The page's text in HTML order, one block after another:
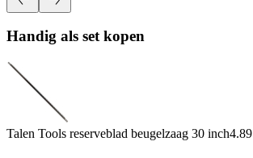
Handig als set kopen
Talen Tools reserveblad beugelzaag 30 inch4.89